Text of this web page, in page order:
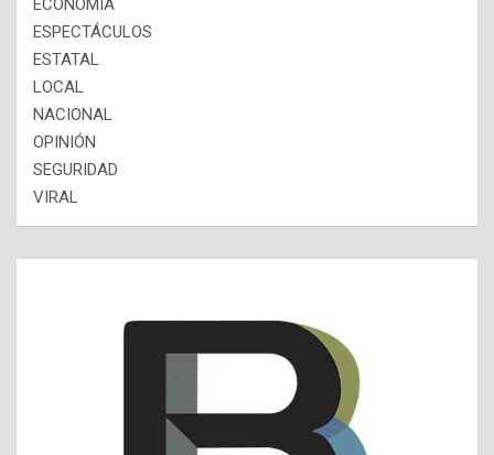
ECONOMÍA
ESPECTÁCULOS
ESTATAL
LOCAL
NACIONAL
OPINIÓN
SEGURIDAD
VIRAL